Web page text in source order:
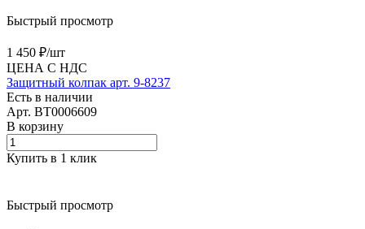
Быстрый просмотр
1 450 ₽/шт
ЦЕНА С НДС
Защитный колпак арт. 9-8237
Есть в наличии
Арт. BT0006609
В корзину
Купить в 1 клик
Быстрый просмотр